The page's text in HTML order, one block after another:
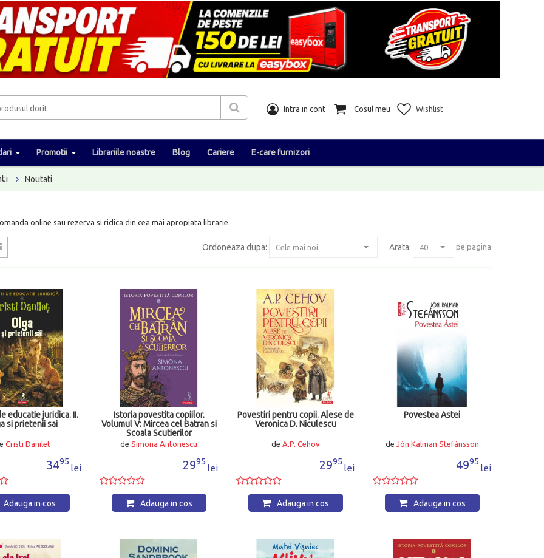
Intra in cont Cosul meu Wishlist
Promotii Librariile noastre Blog Cariere E-care furnizori
Noutati
online sau rezerva si ridica din cea mai apropiata librarie.
Ordoneaza dupa: Arata: pe pagina
educatie juridica. II.
si prietenii sai
Cristi Danilet
3495
lei
Adauga in cos
Istoria povestita copiilor.
Volumul V: Mircea cel Batran si
Scoala Scutierilor
de Simona Antonescu
2995
lei
Adauga in cos
Povestiri pentru copii. Alese de
Veronica D. Niculescu
de A.P. Cehov
2995
lei
Adauga in cos
Povestea Astei
de Jón Kalman Stefánsson
4995
lei
Adauga in cos